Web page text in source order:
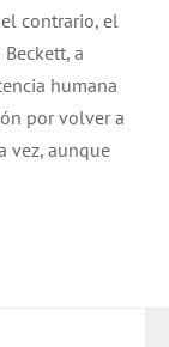
contrario, el
a
humana
por volver a
vez, aunque